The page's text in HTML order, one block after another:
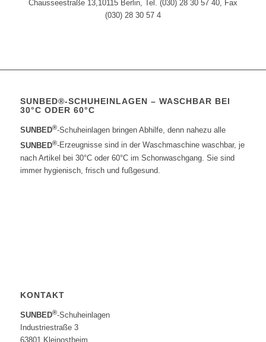
Chausseestraße 13,10115 Berlin, Tel. (030) 28 30 57 40, Fax
(030) 28 30 57 4
SUNBED®-SCHUHEINLAGEN – WASCHBAR BEI
30°C ODER 60°C
SUNBED®-Schuheinlagen bringen Abhilfe, denn nahezu alle
SUNBED®-Erzeugnisse sind in der Waschmaschine waschbar, je
nach Artikel bei 30°C oder 60°C im Schonwaschgang. Sie sind
immer hygienisch, frisch und fußgesund.
KONTAKT
SUNBED®-Schuheinlagen
Industriestraße 3
63801 Kleinostheim